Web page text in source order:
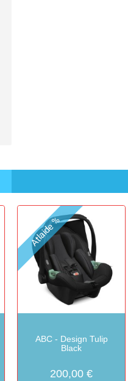
Atlaide %
ABC - Design Tulip
Black
200,00 €